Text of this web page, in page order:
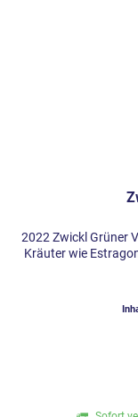
2022 Zwickl Grüner
Kräuter wie